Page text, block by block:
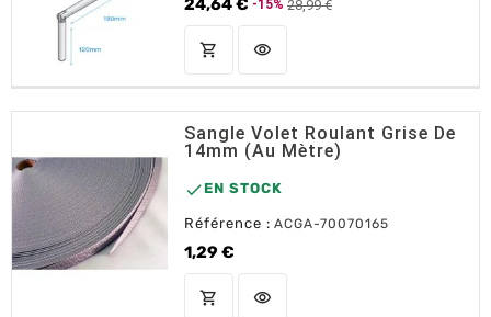
24,64 €
Prix de base
-15% 28,99 €
Prix
shopping_cart AJOUTER AU PANIER
visibility
Sangle Volet Roulant Grise De
14mm (au Mètre)
 EN STOCK
Référence : ACGA-70070165
1,29 €
Prix
shopping_cart AJOUTER AU PANIER
visibility